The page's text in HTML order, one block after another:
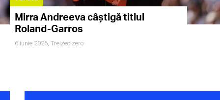
Mirra Andreeva câștigă titlul
Roland-Garros
6 iunie 2026, Treizecizero